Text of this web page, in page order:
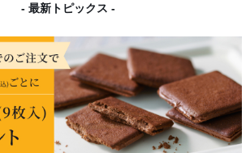
- 最新トピックス -